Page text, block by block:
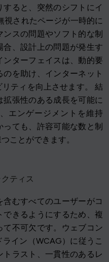
ると、突然のシフトにイ
視されたページが一時的に
スの問題やソフト的な制
合、設計上の問題が発生す
ンターフェイスは、動的要
を助け、インターネット
ティを向上させます。 結
張性のある成長を可能に
エンゲージメントを維持
ても、許容可能な数と制
ことができます。
ティス
むすべてのユーザーがコ
きるようにするため、複
不可欠です。ウェブコン
イン（WCAG）に従うこ
ラスト、一貫性のあるレ